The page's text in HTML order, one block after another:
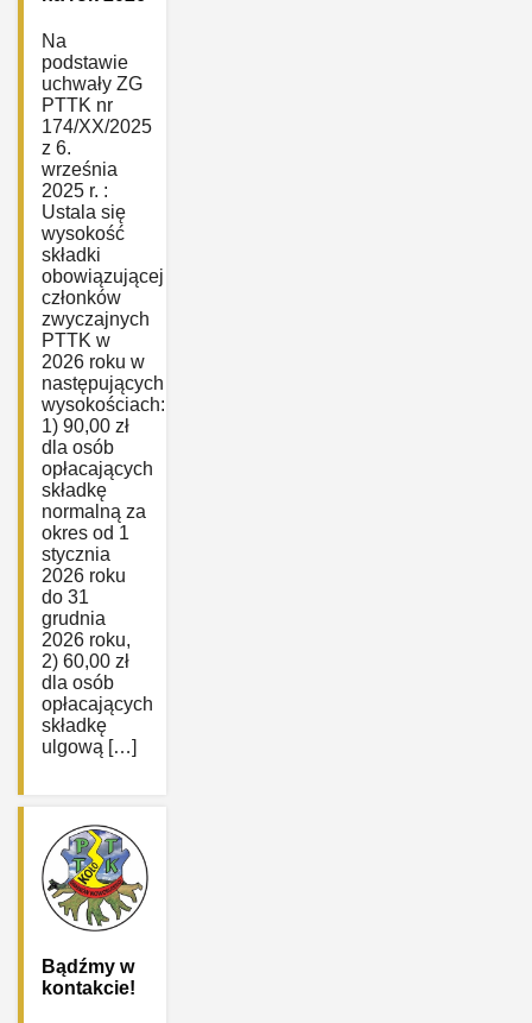
Na
podstawie
uchwały ZG
PTTK nr
174/XX/2025
z 6.
września
2025 r. :
Ustala się
wysokość
składki
obowiązującej
członków
zwyczajnych
PTTK w
2026 roku w
następujących
wysokościach:
1) 90,00 zł
dla osób
opłacających
składkę
normalną za
okres od 1
stycznia
2026 roku
do 31
grudnia
2026 roku,
2) 60,00 zł
dla osób
opłacających
składkę
ulgową […]
Bądźmy w
kontakcie!